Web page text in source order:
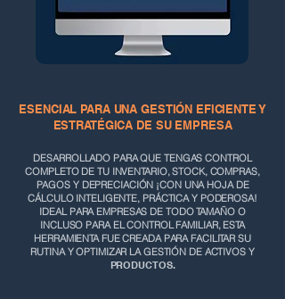
ESENCIAL PARA UNA GESTIÓN EFICIENTE Y
ESTRATÉGICA DE SU EMPRESA
DESARROLLADO PARA QUE TENGAS CONTROL
COMPLETO DE TU INVENTARIO, STOCK, COMPRAS,
PAGOS Y DEPRECIACIÓN ¡CON UNA HOJA DE
CÁLCULO INTELIGENTE, PRÁCTICA Y PODEROSA!
IDEAL PARA EMPRESAS DE TODO TAMAÑO O
INCLUSO PARA EL CONTROL FAMILIAR, ESTA
HERRAMIENTA FUE CREADA PARA FACILITAR SU
RUTINA Y OPTIMIZAR LA GESTIÓN DE ACTIVOS Y
PRODUCTOS.